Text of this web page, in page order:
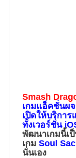
Smash
เกมแอ็คชั่นผ
เปิดให้บริกา
ทั้งเวอร์ชั่น
พัฒนาเกมนี้เ
เกม Soul
นั่นเอง